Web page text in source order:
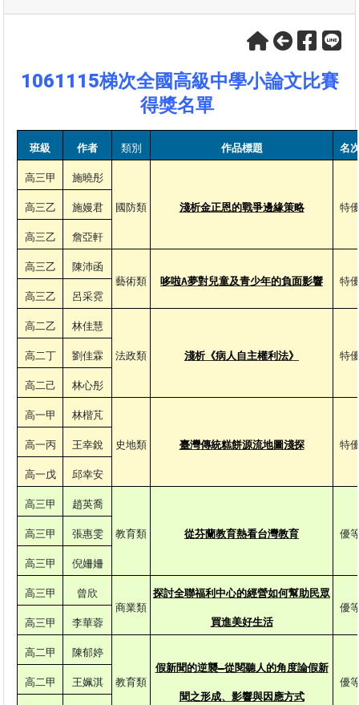
1061115梯次全國高級中學小論文比賽
得獎名單
班級 作者 類別 作品標題 名
高三甲 施曉彤
國防類 淺析金正恩的戰爭邊緣策略 特
高三乙 施嫚君
高三乙 詹亞軒
高三乙
陳沛函
藝術類
哆啦A夢對兒童及青少年的負面影響
特
高三乙
呂采霓
高二乙 林佳慧
法政類 淺析《病人自主權利法》 特
高二丁 劉佳霖
高二己 林心彤
高一甲 林楷芃
史地類 臺灣傳統糕餅源流地圖淺探 特
高一丙 王幸銳
高一戊 邱幸安
高三甲 趙英喬
教育類 從芬蘭教育熱看台灣教育 優
高三甲 張惠雯
高三甲 倪姍姍
高三甲
曾欣
商業類
探討全聯福利中心的經營如何幫助民眾
買進美好生活
優
高三甲
李華蓉
高二甲 陳郁婷
教育類
假新聞的逆襲—從閱聽人的角度論假新
聞之形成、影響與因應方式
優
高二甲 王姵淇